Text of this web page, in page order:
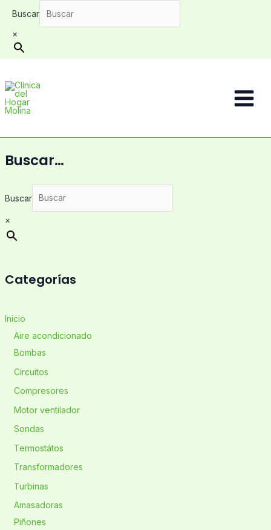
contenido
Buscar
×
Main
Buscar…
Buscar
×
Categorías
Inicio
Aire acondicionado
Bombas
Circuitos
Compresores
Motor ventilador
Sondas
Termostátos
Transformadores
Turbinas
Amasadoras
Piñones